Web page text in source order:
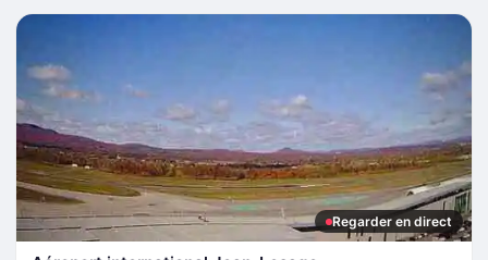
Regarder en direct